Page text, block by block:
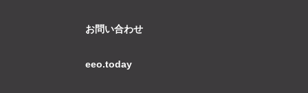
お問い合わせ
eeo.today